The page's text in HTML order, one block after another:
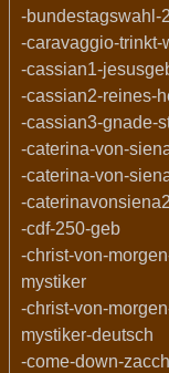
-bundestagswahl-
-caravaggio-trinkt-
-cassian1-
-cassian2-reines-
-cassian3-gnade-
-caterina-von-
-caterina-von-
-
-cdf-250-geb
-christ-von-
mystiker
-christ-von-
mystiker-deutsch
-come-down-